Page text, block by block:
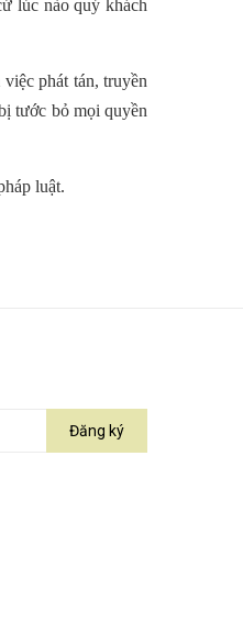
lúc nào quý khách
phát tán, truyền
tước bỏ mọi quyền
luật.
Đăng ký